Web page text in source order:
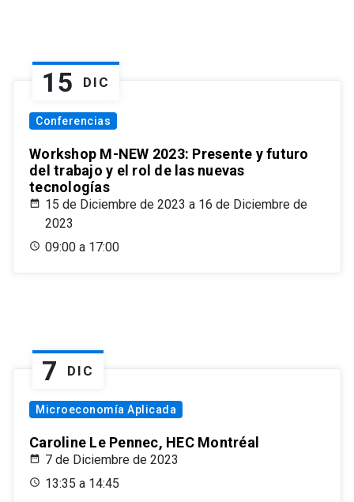
15 DIC
Conferencias
Workshop M-NEW 2023: Presente y futuro
del trabajo y el rol de las nuevas
tecnologías
15 de Diciembre de 2023 a 16 de Diciembre de
2023
09:00 a 17:00
7 DIC
Microeconomía Aplicada
Caroline Le Pennec, HEC Montréal
7 de Diciembre de 2023
13:35 a 14:45